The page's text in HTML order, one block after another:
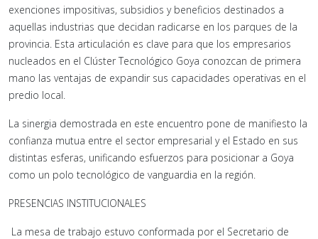
exenciones impositivas, subsidios y beneficios destinados a
aquellas industrias que decidan radicarse en los parques de la
provincia. Esta articulación es clave para que los empresarios
nucleados en el Clúster Tecnológico Goya conozcan de primera
mano las ventajas de expandir sus capacidades operativas en el
predio local.
La sinergia demostrada en este encuentro pone de manifiesto la
confianza mutua entre el sector empresarial y el Estado en sus
distintas esferas, unificando esfuerzos para posicionar a Goya
como un polo tecnológico de vanguardia en la región.
PRESENCIAS INSTITUCIONALES
La mesa de trabajo estuvo conformada por el Secretario de